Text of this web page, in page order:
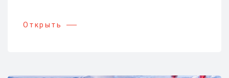
Открыть